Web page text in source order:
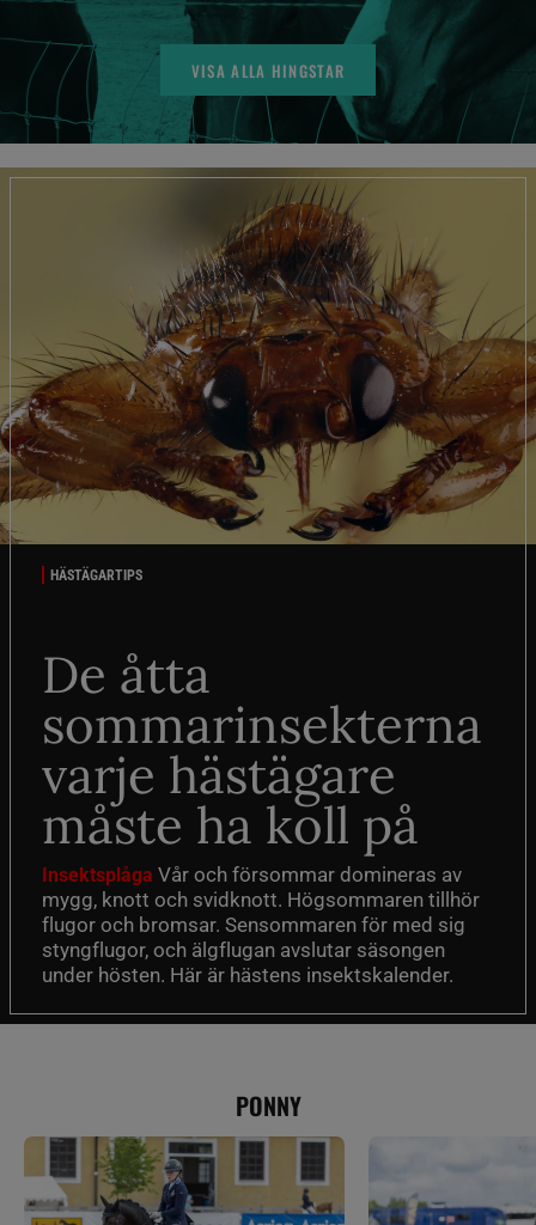
VISA ALLA HINGSTAR
HÄSTÄGARTIPS
De åtta
sommarinsekterna
varje hästägare
måste ha koll på
Insektsplåga Vår och försommar domineras av
mygg, knott och svidknott. Högsommaren tillhör
flugor och bromsar. Sensommaren för med sig
styngflugor, och älgflugan avslutar säsongen
under hösten. Här är hästens insektskalender.
PONNY